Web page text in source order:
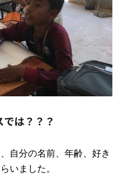
は？？？
自分の名前、年齢、好き
いました。